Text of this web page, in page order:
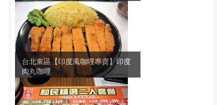
台北東區【印度風咖哩專賣】印度
肉丸咖哩